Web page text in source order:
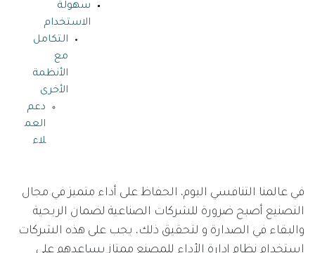
سهولة
الاستخدام
التكامل
مع
الأنظمة
الأخرى
دعم
العم
لاء
في عالمنا التنافسي اليوم، الحفاظ على أداء متميز في مجال
التصنيع أصبح ضرورة للشركات الصناعية لضمان الربحية
والبقاء في الصدارة و لتحقيق ذلك، يجب على هذه الشركات
استخدام نظام إدارة الأداء للمصنع ممتاز يساعدهم على